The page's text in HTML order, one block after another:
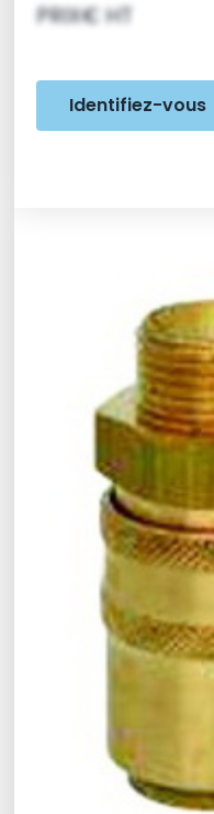
PRIX€ HT
Identifiez-vous